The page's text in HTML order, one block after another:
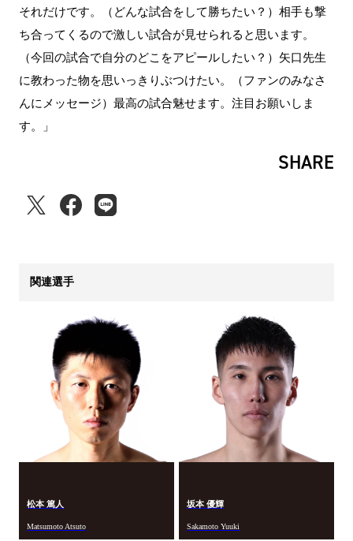
それだけです。（どんな試合をして勝ちたい？）相手も撃
ち合ってくるので激しい試合が見せられると思います。
（今回の試合で自分のどこをアピールしたい？）矢口先生
に教わった物を思いっきりぶつけたい。（ファンのみなさ
んにメッセージ）最高の試合魅せます。注目お願いしま
す。」
SHARE
関連選手
松本 篤人
Matsumoto Atsuto
坂本 優輝
Sakamoto Yuuki